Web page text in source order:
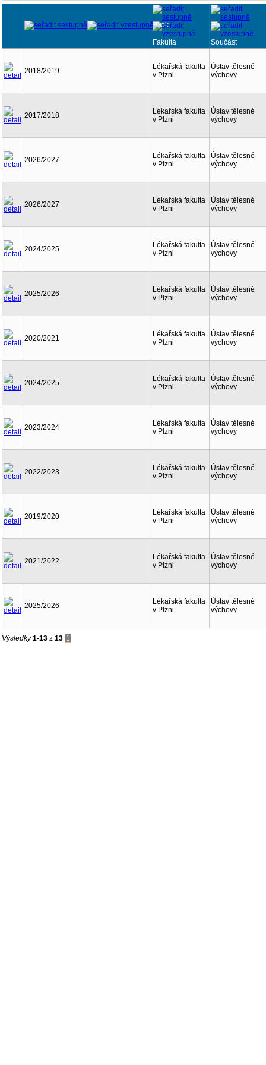
Rok
Fakulta Součást
2018/2019
Lékařská fakulta
v Plzni
Ústav tělesné
výchovy
2017/2018
Lékařská fakulta
v Plzni
Ústav tělesné
výchovy
2026/2027
Lékařská fakulta
v Plzni
Ústav tělesné
výchovy
2026/2027
Lékařská fakulta
v Plzni
Ústav tělesné
výchovy
2024/2025
Lékařská fakulta
v Plzni
Ústav tělesné
výchovy
2025/2026
Lékařská fakulta
v Plzni
Ústav tělesné
výchovy
2020/2021
Lékařská fakulta
v Plzni
Ústav tělesné
výchovy
2024/2025
Lékařská fakulta
v Plzni
Ústav tělesné
výchovy
2023/2024
Lékařská fakulta
v Plzni
Ústav tělesné
výchovy
2022/2023
Lékařská fakulta
v Plzni
Ústav tělesné
výchovy
2019/2020
Lékařská fakulta
v Plzni
Ústav tělesné
výchovy
2021/2022
Lékařská fakulta
v Plzni
Ústav tělesné
výchovy
2025/2026
Lékařská fakulta
v Plzni
Ústav tělesné
výchovy
Výsledky1-13 z 13 1